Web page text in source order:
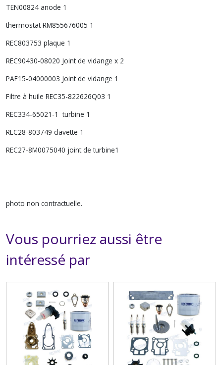
TEN00824 anode 1
thermostat RM855676005 1
REC803753 plaque 1
REC90430-08020 Joint de vidange x 2
PAF15-04000003 Joint de vidange 1
Filtre à huile REC35-822626Q03 1
REC334-65021-1 turbine 1
REC28-803749 clavette 1
REC27-8M0075040 joint de turbine1
photo non contractuelle.
Vous pourriez aussi être
intéressé par